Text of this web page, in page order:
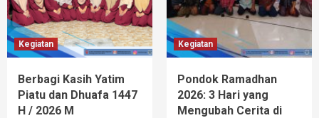
Kegiatan
Berbagi Kasih Yatim
Piatu dan Dhuafa 1447
H / 2026 M
Kegiatan
Pondok Ramadhan
2026: 3 Hari yang
Mengubah Cerita di